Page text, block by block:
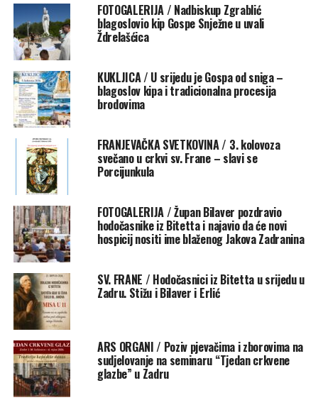
„Fra Andrija je čudesan u mnogim riječima i djelovanju, a
ponekad je i čudan, pa nije želio slaviti svoju zlatni
jubilej. Stoga su subraća, da on to i ne zna, organizirali
proslavu zlatnog jubileja“, rekao je uvodno Rizvan.
U zahvalnosti Bogu za zlatni svećenički jubilej fra
Andrije, za njegov život, svećeništvo i poslanje koje mu
je Bog povjerio, fra Bojan je rekao da je to slavlje zahvala
mnogih koji žive od razlomljene Kristove riječi koju fra
Andrija donosi u svom djelovanju. Uz fra Andrijino
lomljenje riječi Evanđelja, mnogi vjernici rasli su i po
njegovim rukama primali milosti slavljenja otajstava
vjere, propovijedanja, sakramenata. Stoga s fra Andrijom
zahvaljujemo Bogu na tom plodnom služenju, rekao je
Rizvan.
FOTOGALERIJA / Nadbiskup Zgrablić
blagoslovio kip Gospe Snježne u uvali
Ždrelašćica
KUKLJICA / U srijedu je Gospa od sniga –
blagoslov kipa i tradicionalna procesija
brodovima
FRANJEVAČKA SVETKOVINA / 3. kolovoza
svečano u crkvi sv. Frane – slavi se
Porcijunkula
FOTOGALERIJA / Župan Bilaver pozdravio
hodočasnike iz Bitetta i najavio da će novi
hospicij nositi ime blaženog Jakova Zadranina
SV. FRANE / Hodočasnici iz Bitetta u srijedu u
Zadru. Stižu i Bilaver i Erlić
ARS ORGANI / Poziv pjevačima i zborovima na
sudjelovanje na seminaru “Tjedan crkvene
glazbe” u Zadru